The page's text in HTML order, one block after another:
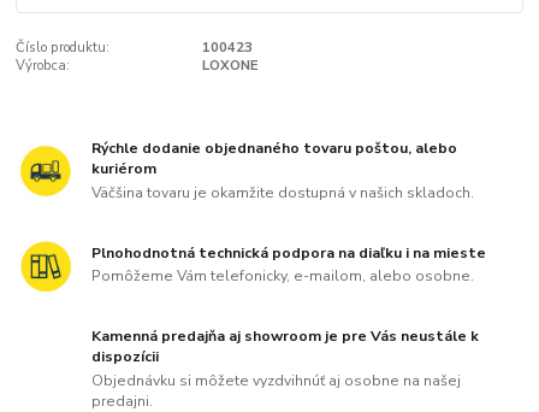
Číslo produktu:
100423
Výrobca:
LOXONE
Rýchle dodanie objednaného tovaru poštou, alebo
kuriérom
Väčšina tovaru je okamžite dostupná v našich skladoch.
Plnohodnotná technická podpora na diaľku i na mieste
Pomôžeme Vám telefonicky, e-mailom, alebo osobne.
Kamenná predajňa aj showroom je pre Vás neustále k
dispozícii
Objednávku si môžete vyzdvihnúť aj osobne na našej
predajni.